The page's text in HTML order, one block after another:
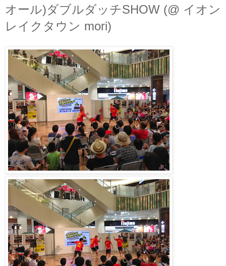
オール)ダブルダッチSHOW (@ イオン
レイクタウン mori)